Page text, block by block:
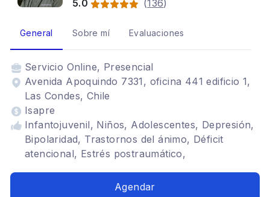
5.0
(136)
General Sobre mí Evaluaciones
Servicio Online, Presencial
Avenida Apoquindo 7331, oficina 441 edificio 1,
Las Condes, Chile
Isapre
Infantojuvenil, Niños, Adolescentes, Depresión,
Bipolaridad, Trastornos del ánimo, Déficit
atencional, Estrés postraumático,
Trastorno obsesivo compulsivo, Trastornos del
Agendar